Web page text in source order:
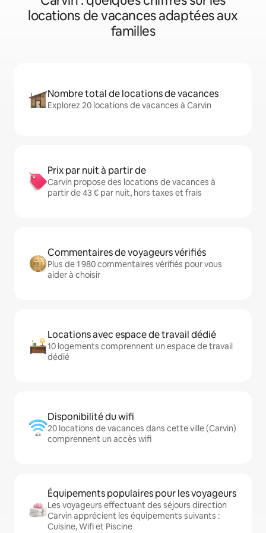
locations de vacances adaptées aux
familles
Nombre total de locations de vacances
Explorez 20 locations de vacances à Carvin
Prix par nuit à partir de
Carvin propose des locations de vacances à
partir de 43 € par nuit, hors taxes et frais
Commentaires de voyageurs vérifiés
Plus de 1 980 commentaires vérifiés pour vous
aider à choisir
Locations avec espace de travail dédié
10 logements comprennent un espace de travail
dédié
Disponibilité du wifi
20 locations de vacances dans cette ville (Carvin)
comprennent un accès wifi
Équipements populaires pour les voyageurs
Les voyageurs effectuant des séjours direction
Carvin apprécient les équipements suivants :
Cuisine, Wifi et Piscine